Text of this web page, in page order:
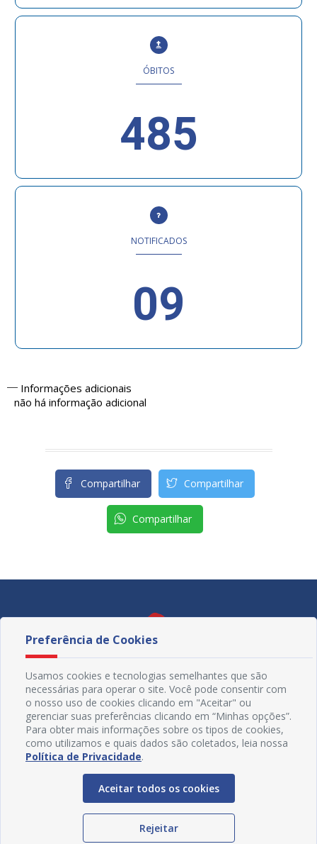
ÓBITOS
485
NOTIFICADOS
09
Informações adicionais
não há informação adicional
Compartilhar Compartilhar
Compartilhar
Redes Sociais
Preferência de Cookies
Usamos cookies e tecnologias semelhantes que são
necessárias para operar o site. Você pode consentir com
o nosso uso de cookies clicando em "Aceitar" ou
gerenciar suas preferências clicando em “Minhas opções”.
Para obter mais informações sobre os tipos de cookies,
como utilizamos e quais dados são coletados, leia nossa
Política de Privacidade.
Aceitar todos os cookies
Rejeitar